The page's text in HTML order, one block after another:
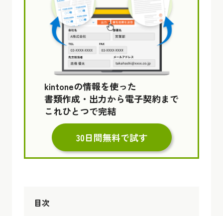
kintoneの情報を使った
書類作成・出力から電子契約まで
これひとつで完結
30日間無料で試す
目次